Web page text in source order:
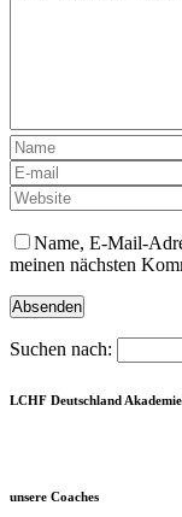
Name, E-Mail-
meinen nächsten
Suchen nach:
LCHF Deutschland Akademie
unsere Coaches